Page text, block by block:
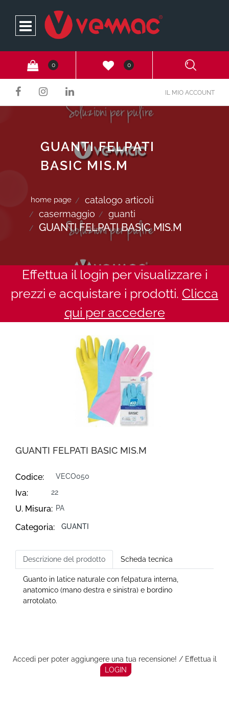
Open
0 0
IL MIO ACCOUNT
GUANTI FELPATI
BASIC MIS.M
home page
catalogo articoli
casermaggio
guanti
GUANTI FELPATI BASIC MIS.M
Effettua il login per visualizzare i
prezzi e acquistare i prodotti. Clicca
qui per accedere
GUANTI FELPATI BASIC MIS.M
Codice: VECO050
Iva: 22
U. Misura: PA
Categoria: GUANTI
Descrizione del prodotto Scheda tecnica
Guanto in latice naturale con felpatura interna,
anatomico (mano destra e sinistra) e bordino
arrotolato.
Accedi per poter aggiungere una tua recensione! / Effettua il
LOGIN